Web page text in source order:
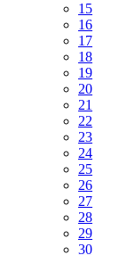
15
16
17
18
19
20
21
22
23
24
25
26
27
28
29
30